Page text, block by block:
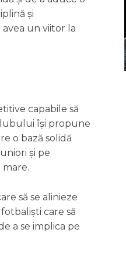
și
un viitor la
capabile să
își propune
o bază solidă
și pe
să se alinieze
care să
a se implica pe